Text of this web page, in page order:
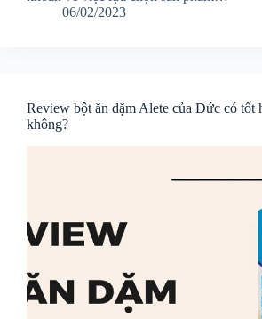
06/02/2023
Review bột ăn dặm Alete của Đức có tốt
không?